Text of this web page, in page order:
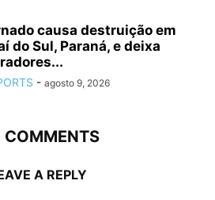
causa destruição em
do Sul, Paraná, e deixa
- agosto 9, 2026
COMMENTS
A REPLY